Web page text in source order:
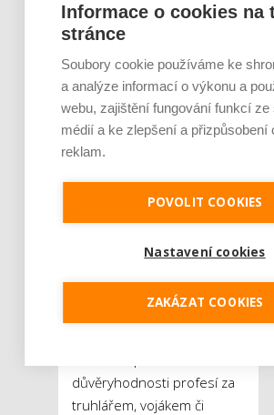
Každopádně digitalizace je
dneska pořád ještě relativně
na počátku a počet čistě
digitálních účetních kanceláří
je rozhodně nižší nežtěch
konzervativních s papírovými
šanony,“
I přes pozitivní vývoj v
tohle povolání v posledním
důvěryhodnosti profesí za
truhlářem, vojákem či
Informace o cookies na
stránce
Soubory cookie používáme ke
a analýze informací o výkonu a
webu, zajištění fungování funkcí ze
médií a ke zlepšení a přizpůsobení
reklam.
POVOLIT COOKIES
Nastavení cookies
ZAKÁZAT COOKIES